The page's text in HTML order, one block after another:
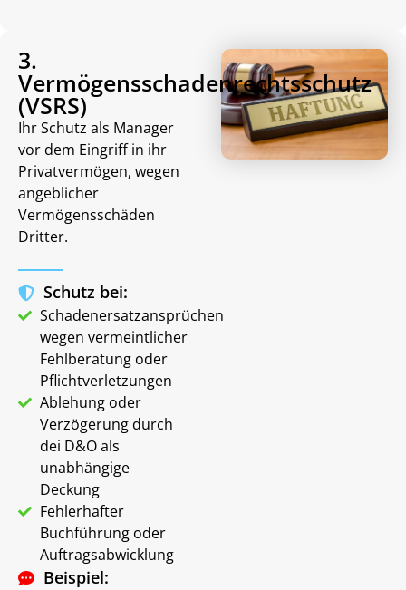
3.
Vermögensschadenrechtsschutz
(VSRS)
Ihr Schutz als Manager
vor dem Eingriff in ihr
Privatvermögen, wegen
angeblicher
Vermögensschäden
Dritter.
Schutz bei:
Schadenersatzansprüchen
wegen vermeintlicher
Fehlberatung oder
Pflichtverletzungen
Ablehung oder
Verzögerung durch
dei D&O als
unabhängige
Deckung
Fehlerhafter
Buchführung oder
Auftragsabwicklung
Beispiel: